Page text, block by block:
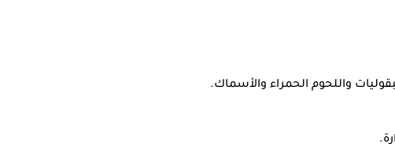
واللحوم الحمراء والأسماك.